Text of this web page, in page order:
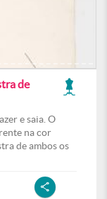
de
e saia. O
na cor
de ambos os